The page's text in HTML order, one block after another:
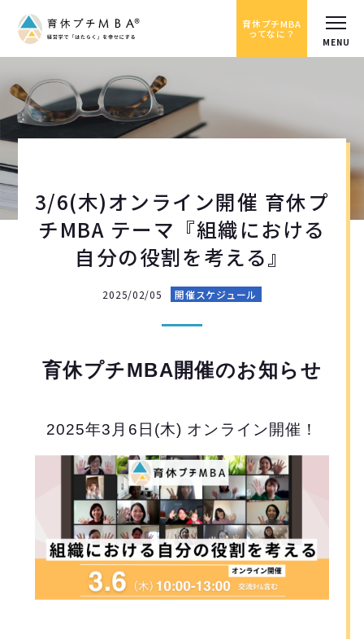
育休プチMBA
ってなに？
3/6(木)オンライン開催 育休プ
チMBA テーマ『組織における
自分の役割を考える』
2025/02/05 開催スケジュール
育休プチMBA開催のお知らせ
2025年3月6日(木) オンライン開催！